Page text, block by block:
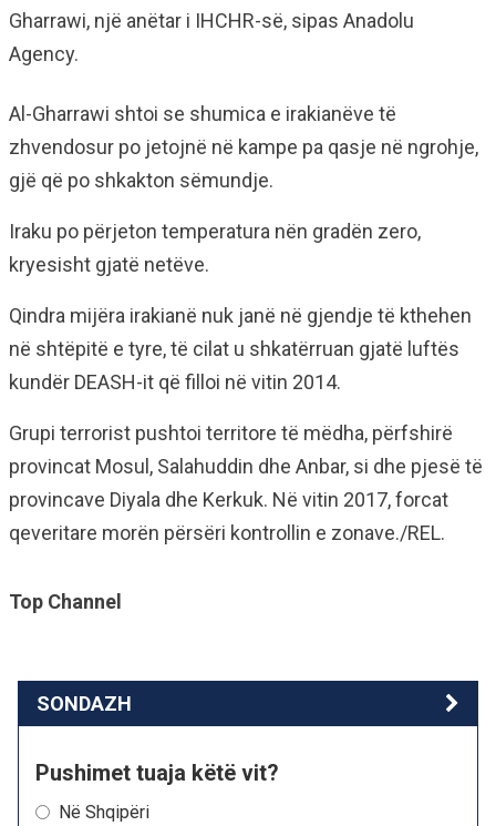
Gharrawi, një anëtar i IHCHR-së, sipas Anadolu
Agency.
Al-Gharrawi shtoi se shumica e irakianëve të
zhvendosur po jetojnë në kampe pa qasje në ngrohje,
gjë që po shkakton sëmundje.
Iraku po përjeton temperatura nën gradën zero,
kryesisht gjatë netëve.
Qindra mijëra irakianë nuk janë në gjendje të kthehen
në shtëpitë e tyre, të cilat u shkatërruan gjatë luftës
kundër DEASH-it që filloi në vitin 2014.
Grupi terrorist pushtoi territore të mëdha, përfshirë
provincat Mosul, Salahuddin dhe Anbar, si dhe pjesë të
provincave Diyala dhe Kerkuk. Në vitin 2017, forcat
qeveritare morën përsëri kontrollin e zonave./REL.
Top Channel
SONDAZH
Pushimet tuaja këtë vit?
Në Shqipëri